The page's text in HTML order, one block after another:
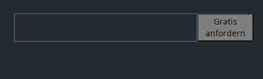
Gratis
anfordern